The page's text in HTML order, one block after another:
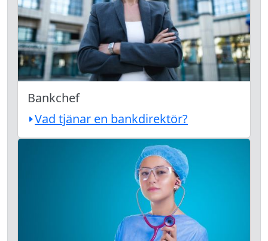
Bankchef
Vad tjänar en bankdirektör?